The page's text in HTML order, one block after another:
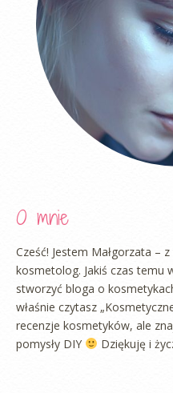
O mnie
Cześć! Jestem Małgorzata –
kosmetolog. Jakiś czas temu
stworzyć bloga o
właśnie czytasz
recenzje kosmetyków, ale
pomysły DIY
Dziękuję i